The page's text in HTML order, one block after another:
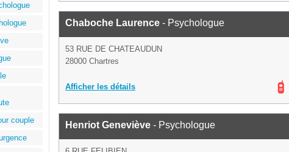
couple
Chaboche Laurence - Psychologue
53 RUE DE CHATEAUDUN
28000 Chartres
Afficher les détails
Henriot Geneviève - Psychologue